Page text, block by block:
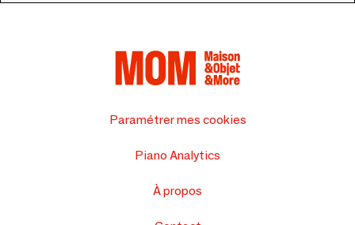
Paramétrer mes cookies
Piano Analytics
À propos